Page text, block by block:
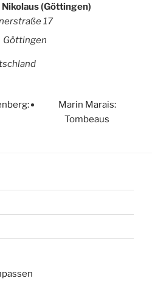
(Göttingen)
17
Göttingen
Marin Marais:
Tombeaus